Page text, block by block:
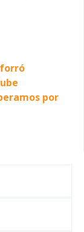
por